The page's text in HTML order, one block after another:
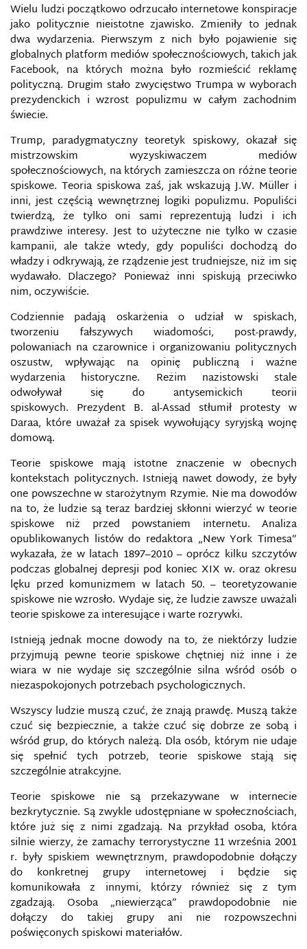
Wielu ludzi początkowo odrzucało internetowe konspiracje
jako politycznie nieistotne zjawisko. Zmieniły to jednak
dwa wydarzenia. Pierwszym z nich było pojawienie się
globalnych platform mediów społecznościowych, takich jak
Facebook, na których można było rozmieścić reklamę
polityczną. Drugim stało zwycięstwo Trumpa w wyborach
prezydenckich i wzrost populizmu w całym zachodnim
świecie.
Trump, paradygmatyczny teoretyk spiskowy, okazał się
mistrzowskim wyzyskiwaczem mediów
społecznościowych, na których zamieszcza on różne teorie
spiskowe. Teoria spiskowa zaś, jak wskazują J.W. Müller i
inni, jest częścią wewnętrznej logiki populizmu. Populiści
twierdzą, że tylko oni sami reprezentują ludzi i ich
prawdziwe interesy. Jest to użyteczne nie tylko w czasie
kampanii, ale także wtedy, gdy populiści dochodzą do
władzy i odkrywają, że rządzenie jest trudniejsze, niż im się
wydawało. Dlaczego? Ponieważ inni spiskują przeciwko
nim, oczywiście.
Codziennie padają oskarżenia o udział w spiskach,
tworzeniu fałszywych wiadomości, post-prawdy,
polowaniach na czarownice i organizowaniu politycznych
oszustw, wpływając na opinię publiczną i ważne
wydarzenia historyczne. Reżim nazistowski stale
odwoływał się do antysemickich teorii
spiskowych. Prezydent B. al-Assad stłumił protesty w
Daraa, które uważał za spisek wywołujący syryjską wojnę
domową.
Teorie spiskowe mają istotne znaczenie w obecnych
kontekstach politycznych. Istnieją nawet dowody, że były
one powszechne w starożytnym Rzymie. Nie ma dowodów
na to, że ludzie są teraz bardziej skłonni wierzyć w teorie
spiskowe niż przed powstaniem internetu. Analiza
opublikowanych listów do redaktora „New York Timesa”
wykazała, że ​​w latach 1897–2010 – oprócz kilku szczytów
podczas globalnej depresji pod koniec XIX w. oraz okresu
lęku przed komunizmem w latach 50. – teoretyzowanie
spiskowe nie wzrosło. Wydaje się, że ludzie zawsze uważali
teorie spiskowe za interesujące i warte rozrywki.
Istnieją jednak mocne dowody na to, że niektórzy ludzie
przyjmują pewne teorie spiskowe chętniej niż inne i że
wiara w nie wydaje się szczególnie silna wśród osób o
niezaspokojonych potrzebach psychologicznych.
Wszyscy ludzie muszą czuć, że znają prawdę. Muszą także
czuć się bezpiecznie, a także czuć się dobrze ze sobą i
wśród grup, do których należą. Dla osób, którym nie udaje
się spełnić tych potrzeb, teorie spiskowe stają się
szczególnie atrakcyjne.
Teorie spiskowe nie są przekazywane w internecie
bezkrytycznie. Są zwykle udostępniane w społecznościach,
które już się z nimi zgadzają. Na przykład osoba, która
silnie wierzy, że zamachy terrorystyczne 11 września 2001
r. były spiskiem wewnętrznym, prawdopodobnie dołączy
do konkretnej grupy internetowej i będzie się
komunikowała z innymi, którzy również się z tym
zgadzają. Osoba „niewierząca” prawdopodobnie nie
dołączy do takiej grupy ani nie rozpowszechni
poświęconych spiskowi materiałów.